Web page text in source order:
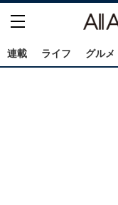
連載 ライフ グルメ